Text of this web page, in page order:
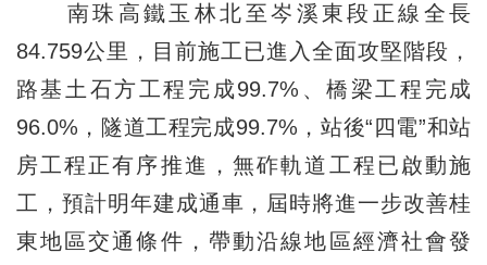
南珠高鐵玉林北至岑溪東段正線全長
84.759公里，目前施工已進入全面攻堅階段，
路基土石方工程完成99.7%、橋梁工程完成
96.0%，隧道工程完成99.7%，站後“四電”和站
房工程正有序推進，無砟軌道工程已啟動施
工，預計明年建成通車，屆時將進一步改善桂
東地區交通條件，帶動沿線地區經濟社會發